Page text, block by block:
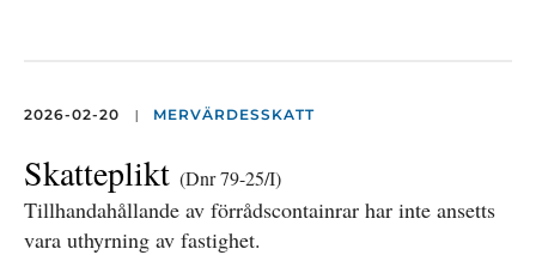
2026-02-20 | MERVÄRDESSKATT
Skatteplikt (Dnr 79-25/I)
Tillhandahållande av förrådscontainrar har inte ansetts
vara uthyrning av fastighet.